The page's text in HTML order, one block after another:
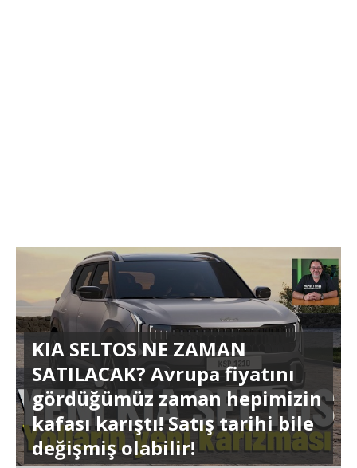
KIA SELTOS NE ZAMAN
SATILACAK? Avrupa fiyatını
gördüğümüz zaman hepimizin
kafası karıştı! Satış tarihi bile
değişmiş olabilir!